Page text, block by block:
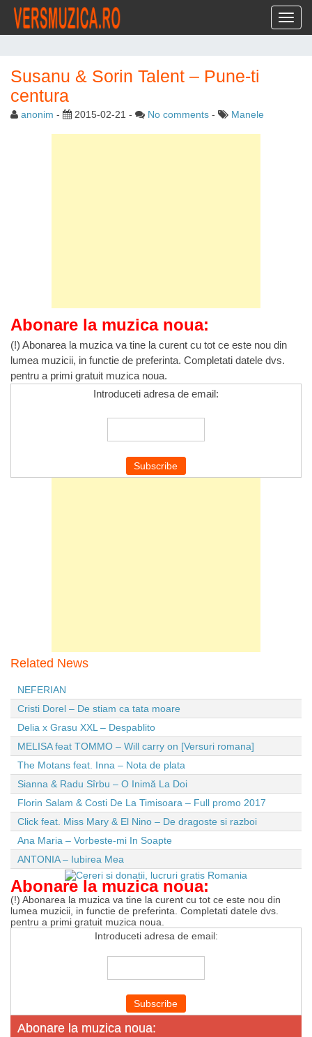
Susanu & Sorin Talent – Pune-ti
centura
anonim - 2015-02-21 - No comments - Manele
Abonare la muzica noua:
(!) Abonarea la muzica va tine la curent cu tot ce este nou din
lumea muzicii, in functie de preferinta. Completati datele dvs.
pentru a primi gratuit muzica noua.
Introduceti adresa de email:
Related News
NEFERIAN
Cristi Dorel – De stiam ca tata moare
Delia x Grasu XXL – Despablito
MELISA feat TOMMO – Will carry on [Versuri romana]
The Motans feat. Inna – Nota de plata
Sianna & Radu Sîrbu – O Inimă La Doi
Florin Salam & Costi De La Timisoara – Full promo 2017
Click feat. Miss Mary & El Nino – De dragoste si razboi
Ana Maria – Vorbeste-mi In Soapte
ANTONIA – Iubirea Mea
Abonare la muzica noua:
(!) Abonarea la muzica va tine la curent cu tot ce este nou din
lumea muzicii, in functie de preferinta. Completati datele dvs.
pentru a primi gratuit muzica noua.
Introduceti adresa de email:
Abonare la muzica noua: